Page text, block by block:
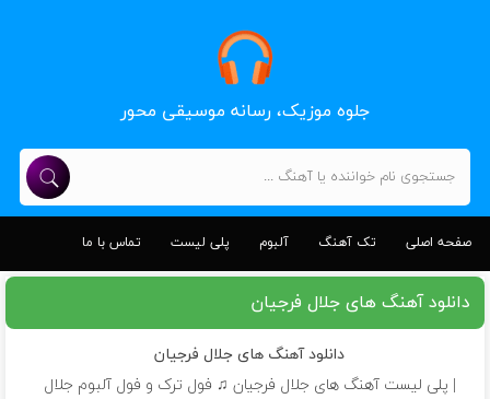
جلوه موزیک، رسانه موسیقی محور
صفحه اصلی تک آهنگ آلبوم پلی لیست تماس با ما
دانلود آهنگ های جلال فرجیان
دانلود آهنگ های جلال فرجیان
| پلی لیست آهنگ های جلال فرجیان ♫ فول ترک و فول آلبوم جلال